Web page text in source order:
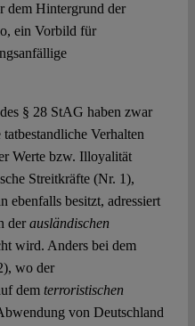
dem Hintergrund der
ein Vorbild für
§ 28 StAG haben zwar
Verhalten
Werte bzw. Illoyalität
Streitkräfte (Nr. 1),
ebenfalls besitzt, adressiert
derausländischen
wird. Anders bei dem
wo der
dem terroristischen
von Deutschland